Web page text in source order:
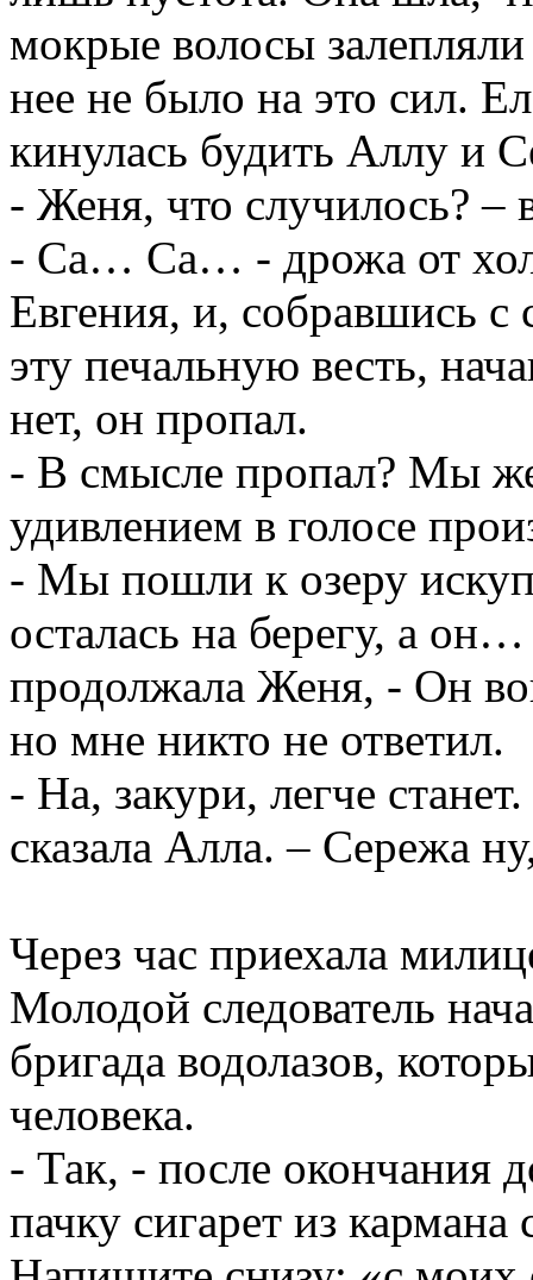
мокрые волосы
нее не было на это сил.
кинулась будить Аллу и
- Женя, что случилось? –
- Са… Са… - дрожа от
Евгения, и, собравшись с
эту печальную весть,
нет, он пропал.
- В смысле пропал? Мы
удивлением в голосе
- Мы пошли к озеру
осталась на берегу, а
продолжала Женя, - Он
но мне никто не ответил.
- На, закури, легче
сказала Алла. – Сережа
Через час приехала
Молодой следователь
бригада водолазов,
человека.
- Так, - после окончания
пачку сигарет из